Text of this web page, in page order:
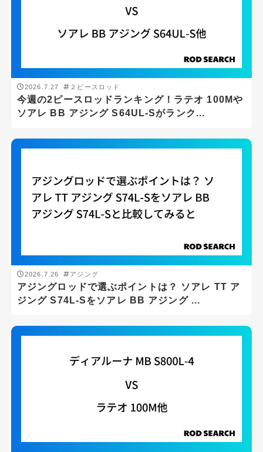
2026.7.27 ２ピースロッド
今週の2ピースロッドランキング！ラテオ 100Mや
ソアレ BB アジング S64UL-Sがランク...
2026.7.26 アジング
アジングロッドで選ぶポイントは？ ソアレ TT ア
ジング S74L-Sをソアレ BB アジング ...
メーカー
DAIWA
ft - ft
g - g
ロッドの硬さ